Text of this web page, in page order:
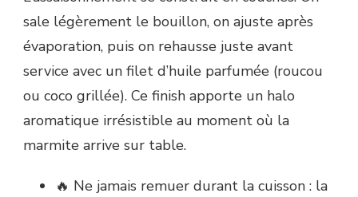
sale légèrement le bouillon, on ajuste après
évaporation, puis on rehausse juste avant
service avec un filet d’huile parfumée (roucou
ou coco grillée). Ce finish apporte un halo
aromatique irrésistible au moment où la
marmite arrive sur table.
🔥 Ne jamais remuer durant la cuisson : la